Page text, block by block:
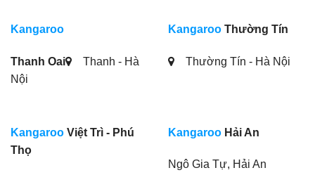
Kangaroo
Thanh Oai
Thanh - Hà
Nội
Kangaroo Thường Tín
Thường Tín - Hà Nội
Kangaroo Việt Trì - Phú
Thọ
Kangaroo Hải An
Ngô Gia Tự, Hải An